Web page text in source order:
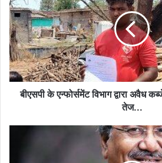
एन्फोर्समेंट
विभाग
द्वारा
अवैध
कब्जेधारियों
के
विरुद्ध
कार्रवाईबीएसपी के एन्फोर्समेंट विभाग द्वारा अवैध
तेज...